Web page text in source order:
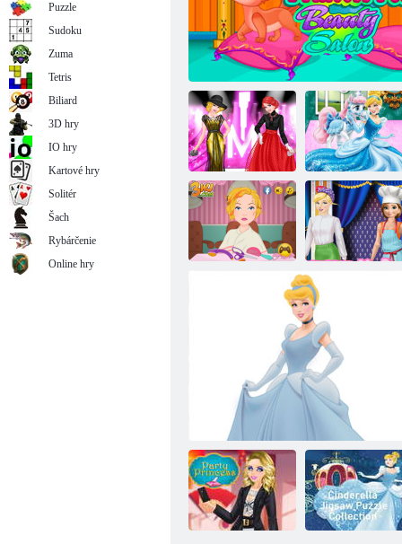
Princezná priateľky: koktail party
Princezná: Pet Shop
Princess modely
na Milan
Fashion Week
Popoluška sa
stará o poníkov
Pracovné odevy
Puzzle
Sudoku
Zuma
Tetris
Biliard
3D hry
IO hry
Kartové hry
Solitér
Šach
Rybárčenie
Online hry